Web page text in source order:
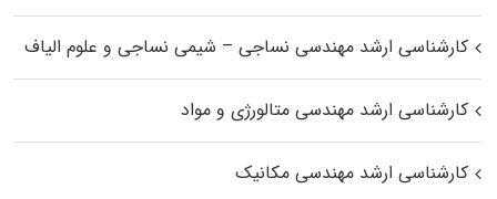
کارشناسی ارشد مهندسی نساجی – شیمی نساجی و علوم الیاف
کارشناسی ارشد مهندسی متالورژی و مواد
کارشناسی ارشد مهندسی مکانیک